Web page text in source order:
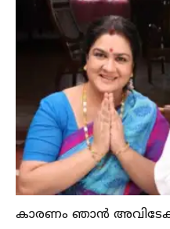
കാരണം ഞാന്‍